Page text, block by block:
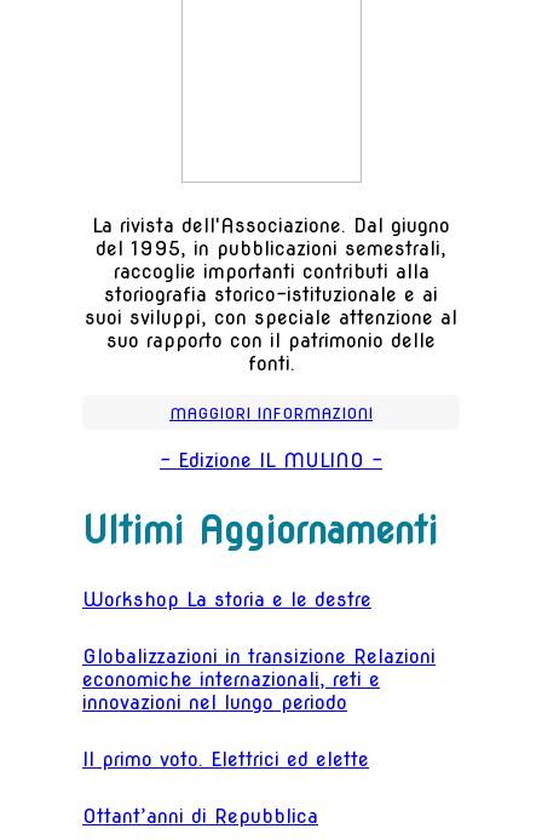
La rivista dell'Associazione. Dal giugno
del 1995, in pubblicazioni semestrali,
raccoglie importanti contributi alla
storiografia storico-istituzionale e ai
suoi sviluppi, con speciale attenzione al
suo rapporto con il patrimonio delle
fonti.
MAGGIORI INFORMAZIONI
- Edizione IL MULINO -
Ultimi Aggiornamenti
Workshop La storia e le destre
Globalizzazioni in transizione Relazioni
economiche internazionali, reti e
innovazioni nel lungo periodo
Il primo voto. Elettrici ed elette
Ottant’anni di Repubblica